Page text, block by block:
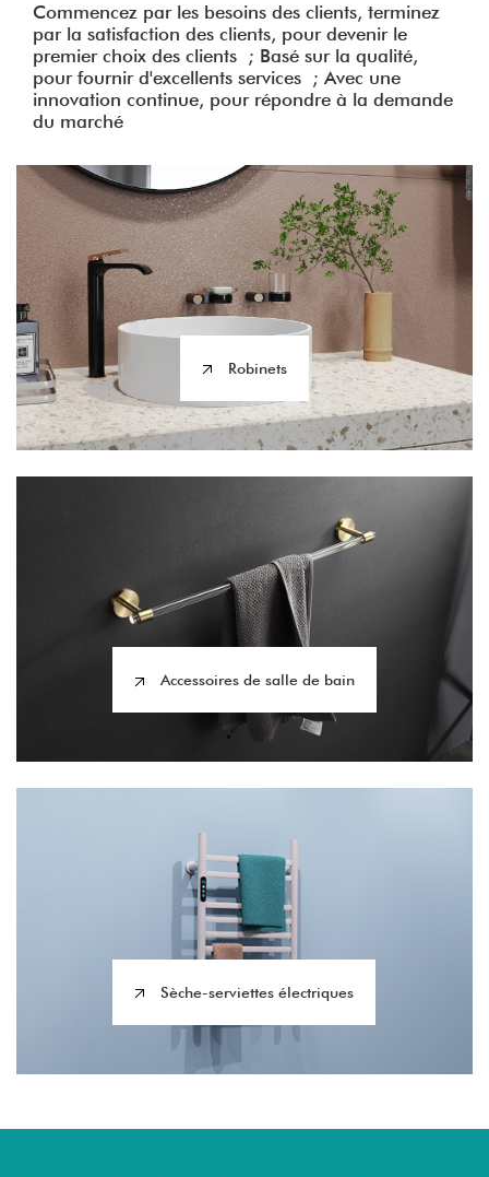
Commencez par les besoins des clients, terminez
par la satisfaction des clients, pour devenir le
premier choix des clients ; Basé sur la qualité,
pour fournir d'excellents services ; Avec une
innovation continue, pour répondre à la demande
du marché
Robinets
Accessoires de salle de bain
Sèche-serviettes électriques